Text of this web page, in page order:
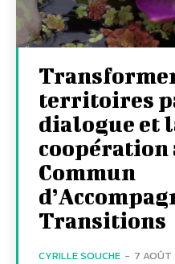
territoires
dialogue et
coopération
Commun
Transitions
CYRILLE SOUCHE - 7